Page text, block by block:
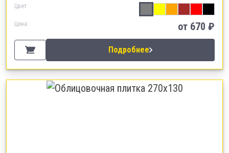
Цвет:
Цена: от 670 ₽
Подробнее